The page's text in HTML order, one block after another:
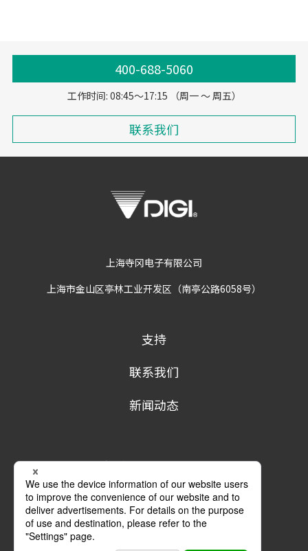
400-688-5060
工作时间: 08:45～17:15 （周一 ～ 周五）
联系我们
上海寺冈电子有限公司
上海市金山区亭林工业开发区（南亭公路6058号）
支持
联系我们
新闻动态
隐私政策 条款及条件 商标